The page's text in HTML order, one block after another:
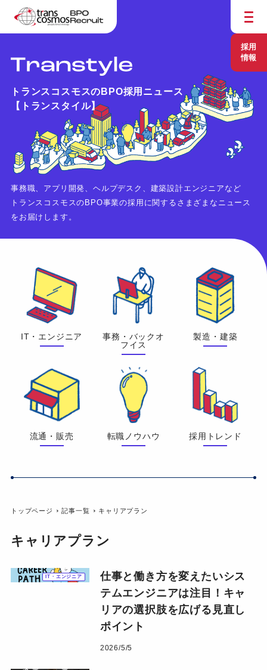
採用
情報
トップページ 記事一覧 キャリアプラン
トランスコスモスのBPO採用ニュース
【トランスタイル】
事務職、アプリ開発、ヘルプデスク、建築設計エンジニアなど
トランスコスモスのBPO事業の採用に関するさまざまなニュース
をお届けします。
IT・エンジニア
事務・バックオ
フイス
製造・建築
流通・販売 転職ノウハウ 採用トレンド
キャリアプラン
IT・エンジニア
仕事と働き方を変えたいシス
テムエンジニアは注目！キャ
リアの選択肢を広げる見直し
ポイント
2026/5/5